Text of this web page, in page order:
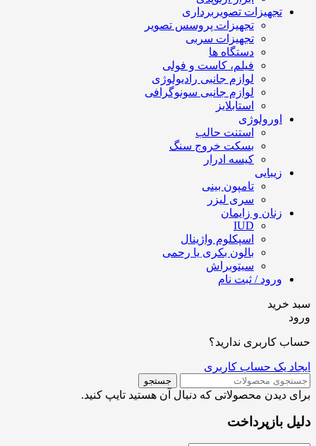
تجهیزات تصویربرداری
تجهیزات پروسس تصویر
تجهیزات سربی
دستگاه ها
فیلم، کاست و فولی
لوازم جانبی رادیولوژی
لوازم جانبی سونوگرافی
استابلایز
اورولوژی
استنت حالب
بسکت خروج سنگ
کیسه ادرار
زیبایی
تامپون بینی
سری لیزر
زنان و زایمان
IUD
اسپکلوم واژینال
بالون بکری یا رحمی
سیتوبراش
ورود / ثبت نام
سبد خرید
ورود
حساب کاربری ندارید؟
ایجاد یک حساب کاربری
جستجو
برای دیدن محصولاتی که دنبال آن هستید تایپ کنید.
دلیل بازپرداخت